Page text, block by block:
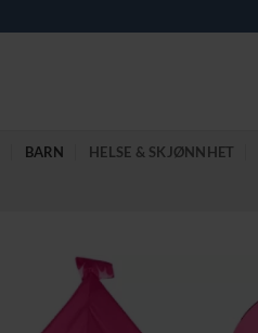
BARN HELSE & SKJØNNHET